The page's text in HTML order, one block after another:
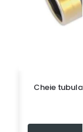
Cheie